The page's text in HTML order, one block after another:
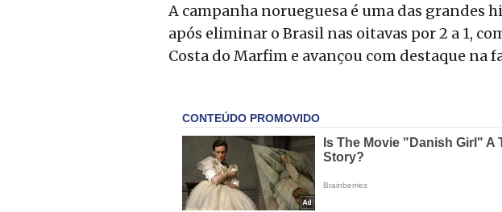
A campanha norueguesa é uma das grandes
após eliminar o Brasil nas oitavas por 2 a 1,
Costa do Marfim e avançou com destaque na